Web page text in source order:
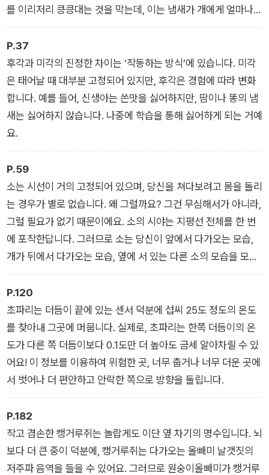
이 책은 냄새와 맛이라는 화학적 감각을 탐구하고, 시각과 색각을
거쳐 통증과 열에 대한 감각도 알려 준다. 기계적 감각인 촉각, 진
동, 청각, 반향정위에 대해서도 말해 준다. 그리고 인간이 감지할
수 없는 전기장과 자기장을 탐지하는 동물들의 이상한 감각도 밝
혀낸다. 우리가 알지 못하는 감각을 탐구하는 동안 우리는 그 감
각에 대해 새로운 관점을 갖게 되고 주변 세계에 대한 새로운 이
해도 얻게 될 것이다.
를 이리저리 킁킁대는 것을 막는데, 이는 냄새가 개에게 얼마나
중요한지 깨닫지 못하기 때문이에요.
P.37
후각과 미각의 진정한 차이는 ‘작동하는 방식’에 있습니다. 미각
은 태어날 때 대부분 고정되어 있지만, 후각은 경험에 따라 변화
합니다. 예를 들어, 신생아는 쓴맛을 싫어하지만, 땀이나 똥의 냄
새는 싫어하지 않습니다. 나중에 학습을 통해 싫어하게 되는 거예
요.
P.59
소는 시선이 거의 고정되어 있으며, 당신을 쳐다보려고 몸을 돌리
는 경우가 별로 없습니다. 왜 그럴까요? 그건 무심해서가 아니라,
그럴 필요가 없기 때문이에요. 소의 시야는 지평선 전체를 한 번
에 포착한답니다. 그러므로 소는 당신이 앞에서 다가오는 모습,
개가 뒤에서 다가오는 모습, 옆에 서 있는 다른 소의 모습을 모두
볼 수 있습니다.
P.120
초파리는 더듬이 끝에 있는 센서 덕분에 섭씨 25도 정도의 온도
를 찾아내 그곳에 머뭅니다. 실제로, 초파리는 한쪽 더듬이의 온
도가 다른 쪽 더듬이보다 0.1도만 더 높아도 금세 알아차릴 수 있
어요! 이 정보를 이용하여 위험한 곳, 너무 춥거나 너무 더운 곳에
서 벗어나 더 편안하고 안락한 쪽으로 방향을 돌립니다.
P.182
작고 겸손한 캥거루쥐는 놀랍게도 이단 옆 차기의 명수입니다. 뇌
보다 더 큰 중이 덕분에, 캥거루쥐는 다가오는 올빼미 날갯짓의
저주파 음역을 들을 수 있어요. 그러므로 원숭이올빼미가 캥거루